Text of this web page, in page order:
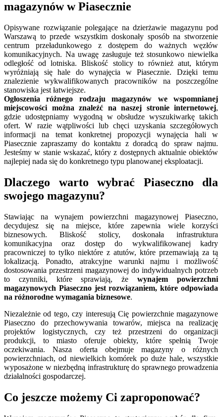
magazynów w Piasecznie
Opisywane rozwiązanie polegające na dzierżawie magazynu pod
Warszawą to przede wszystkim doskonały sposób na stworzenie
centrum przeładunkowego z dostępem do ważnych węzłów
komunikacyjnych. Na uwagę zasługuje też stosunkowo niewielka
odległość od lotniska. Bliskość stolicy to również atut, którym
wyróżniają się hale do wynajęcia w Piasecznie. Dzięki temu
znalezienie wykwalifikowanych pracowników na poszczególne
stanowiska jest łatwiejsze.
Ogłoszenia różnego rodzaju magazynów we wspomnianej
miejscowości można znaleźć na naszej stronie internetowej,
gdzie udostępniamy wygodną w obsłudze wyszukiwarkę takich
ofert. W razie wątpliwości lub chęci uzyskania szczegółowych
informacji na temat konkretnej propozycji wynajęcia hali w
Piasecznie zapraszamy do kontaktu z doradcą do spraw najmu.
Jesteśmy w stanie wskazać, który z dostępnych aktualnie obiektów
najlepiej nada się do konkretnego typu planowanej eksploatacji.
Dlaczego warto wybrać Piaseczno dla
swojego magazynu?
Stawiając na wynajem powierzchni magazynowej Piaseczno,
decydujesz się na miejsce, które zapewnia wiele korzyści
biznesowych. Bliskość stolicy, doskonała infrastruktura
komunikacyjna oraz dostęp do wykwalifikowanej kadry
pracowniczej to tylko niektóre z atutów, które przemawiają za tą
lokalizacją. Ponadto, atrakcyjne warunki najmu i możliwość
dostosowania przestrzeni magazynowej do indywidualnych potrzeb
to czynniki, które sprawiają, żewynajem powierzchni
magazynowych Piaseczno jest rozwiązaniem, które odpowiada
na różnorodne wymagania biznesowe.
Niezależnie od tego, czy interesują Cię powierzchnie magazynowe
Piaseczno do przechowywania towarów, miejsca na realizację
projektów logistycznych, czy też przestrzeni do organizacji
produkcji, to miasto oferuje obiekty, które spełnią Twoje
oczekiwania. Nasza oferta obejmuje magazyny o różnych
powierzchniach, od niewielkich komórek po duże hale, wszystkie
wyposażone w niezbędną infrastrukturę do sprawnego prowadzenia
działalności gospodarczej.
Co jeszcze możemy Ci zaproponować?